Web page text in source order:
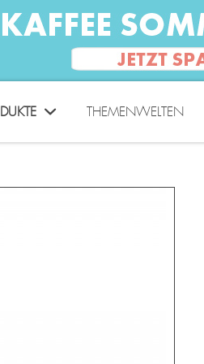
THEMENWELTEN